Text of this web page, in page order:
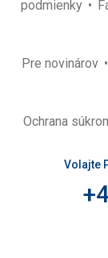
podmienky
Pre novinárov
Ochrana
Volajte